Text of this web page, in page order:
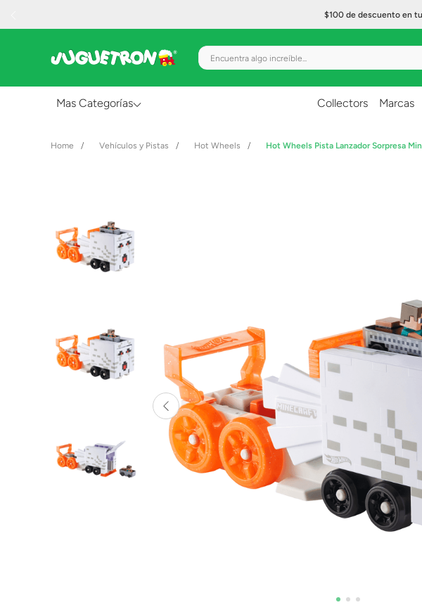
$100 de descuento en tu
Encuentra algo increíble...
Mas Categorías
Figuras de Acción
Gadgets y Electrónicos
Lanzadores
Muñecas
Vehículos y Pistas
Collectors Marcas
Vehículos y Pistas Hot Wheels Hot Wheels Pista Lanzador Sorpresa